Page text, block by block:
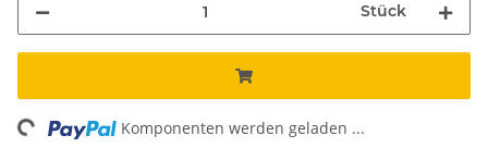
Stück
Komponenten werden geladen ...